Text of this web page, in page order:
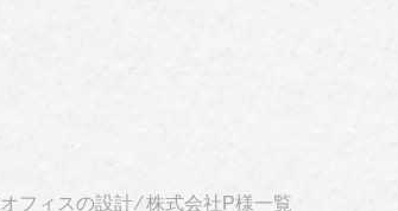
オフィスの設計⁄株式会社P様一覧